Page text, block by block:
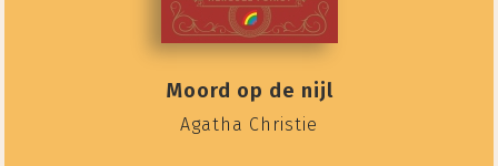
Moord op de nijl
Agatha Christie